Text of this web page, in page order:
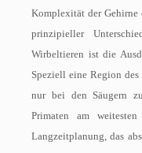
Komplexität der Gehirne
prinzipieller
Wirbeltieren ist die
Speziell eine Region
nur bei den Säugern
Primaten am
Langzeitplanung, das